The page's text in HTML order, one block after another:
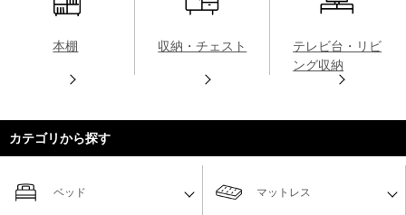
本棚 収納・チェスト
テレビ台・リビ
ング収納
カテゴリから探す
ベッド マットレス